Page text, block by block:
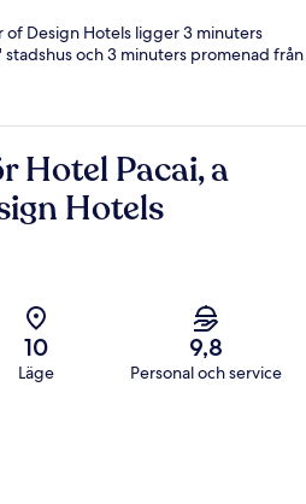
of Design Hotels ligger 3 minuters
och 3 minuters promenad från
Hotel Pacai, a
Hotels
10
Läge
9,8
Personal och service